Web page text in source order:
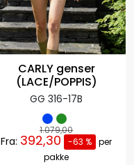
CARLY genser
(LACE/POPPIS)
GG 316-17B
1.079,00
Fra: 392,30 -63 % per
pakke